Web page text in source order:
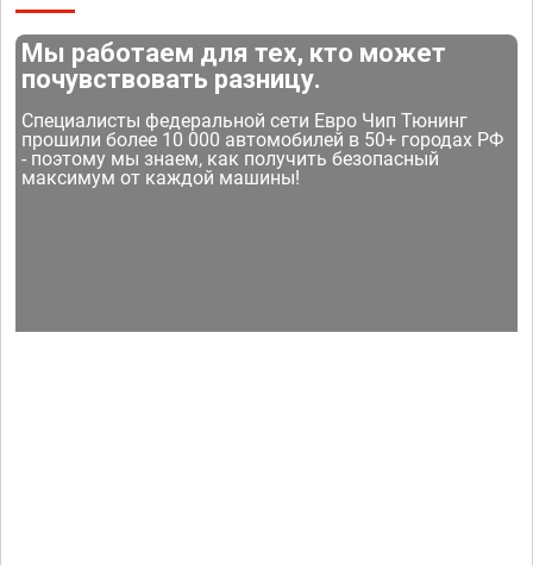
Мы работаем для тех, кто может
почувствовать разницу.
Специалисты федеральной сети Евро Чип Тюнинг
прошили более 10 000 автомобилей в 50+ городах РФ
- поэтому мы знаем, как получить безопасный
максимум от каждой машины!